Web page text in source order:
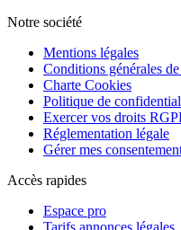
Notre société
Mentions légales
Conditions générales
Charte Cookies
Politique de
Exercer vos droits
Réglementation légale
Gérer mes
Accès rapides
Espace pro
Tarifs annonces légales